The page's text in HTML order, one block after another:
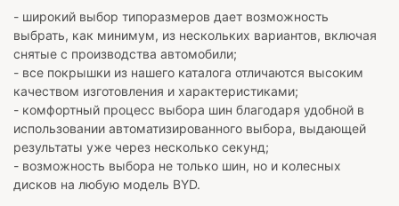
- широкий выбор типоразмеров дает возможность
выбрать, как минимум, из нескольких вариантов, включая
снятые с производства автомобили;
- все покрышки из нашего каталога отличаются высоким
качеством изготовления и характеристиками;
- комфортный процесс выбора шин благодаря удобной в
использовании автоматизированного выбора, выдающей
результаты уже через несколько секунд;
- возможность выбора не только шин, но и колесных
дисков на любую модель BYD.